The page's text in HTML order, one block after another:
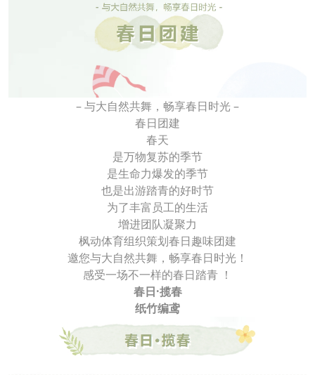
– 与大自然共舞，畅享春日时光 –
春日团建
春天
是万物复苏的季节
是生命力爆发的季节
也是出游踏青的好时节
为了丰富员工的生活
增进团队凝聚力
枫动体育组织策划春日趣味团建
邀您与大自然共舞，畅享春日时光！
感受一场不一样的春日踏青 ！
春日·揽春
纸竹编鸢